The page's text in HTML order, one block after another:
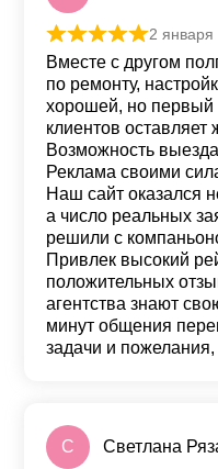
Оценка из 5
2 января
Вместе с другом
по ремонту,
хорошей, но первый
клиентов оставляет
Возможность
Реклама своими
Наш сайт оказался
а число реальных
решили с
Привлек высокий
положительных
агентства знают
минут общения
задачи и
С Светлана